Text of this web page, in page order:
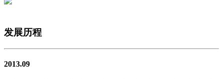
发展历程
2013.09